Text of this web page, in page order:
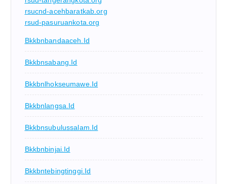
rsucnd-acehbaratkab.org
rsud-pasuruankota.org
Bkkbnbandaaceh.id
Bkkbnsabang.id
Bkkbnlhokseumawe.id
Bkkbnlangsa.id
Bkkbnsubulussalam.id
Bkkbnbinjai.id
Bkkbntebingtinggi.id